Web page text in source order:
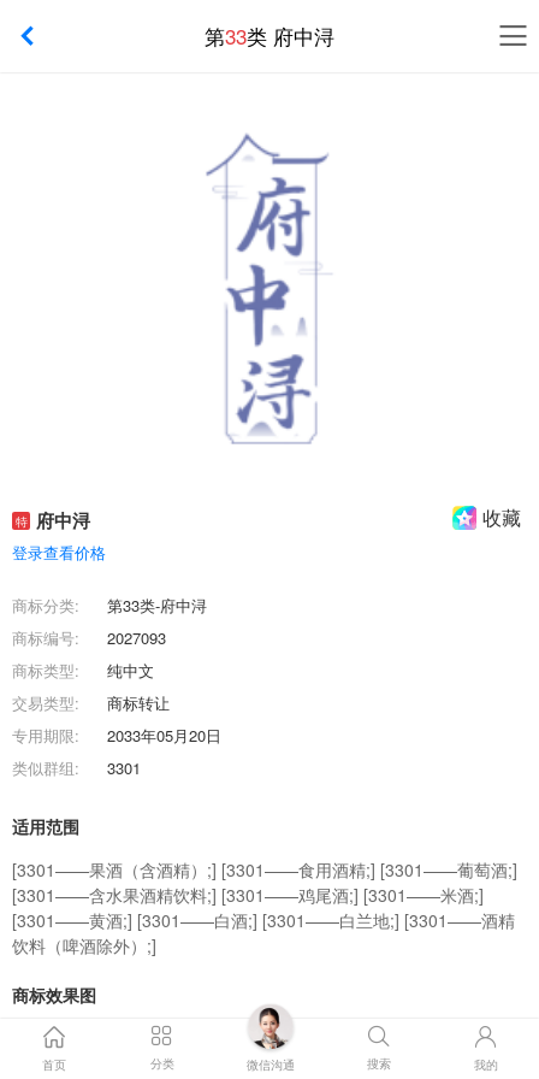
第33类 府中浔
特 府中浔 收藏
登录查看价格
商标分类:
第33类-府中浔
商标编号:
2027093
商标类型:
纯中文
交易类型:
商标转让
专用期限:
2033年05月20日
类似群组:
3301
适用范围
[3301——果酒（含酒精）;] [3301——食用酒精;] [3301——葡萄酒;]
[3301——含水果酒精饮料;] [3301——鸡尾酒;] [3301——米酒;]
[3301——黄酒;] [3301——白酒;] [3301——白兰地;] [3301——酒精
饮料（啤酒除外）;]
商标效果图
商标交易流程
首页 分类 微信沟通 搜索 我的